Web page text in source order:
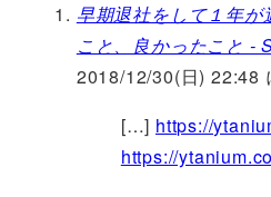
早期退社をして１年
こと、良かったこと -
2018/12/30(日) 22:48
[…] https://
https://